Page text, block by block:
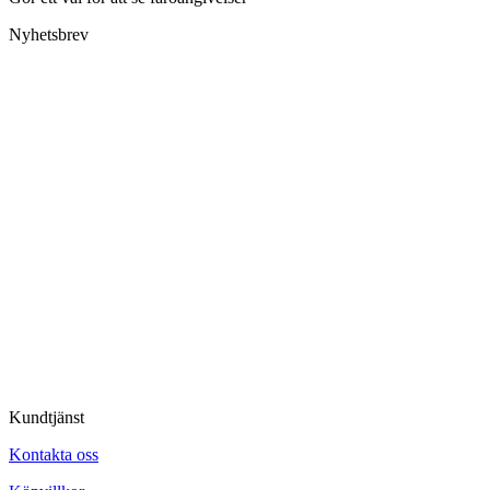
Nyhetsbrev
Kundtjänst
Kontakta oss